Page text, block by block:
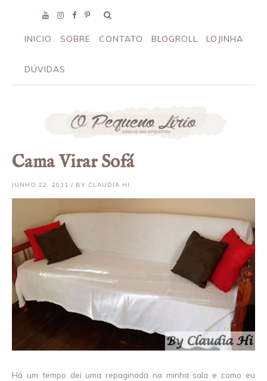
INICIO SOBRE CONTATO BLOGROLL LOJINHA
DÚVIDAS
Cama Virar Sofá
JUNHO 22, 2011 / BY CLAUDIA HI
Há um tempo dei uma repaginada na minha sala e como eu